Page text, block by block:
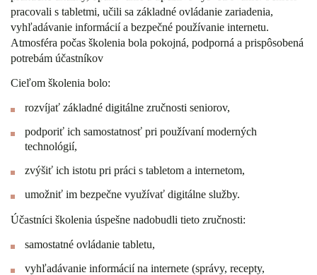
pracovali s tabletmi, učili sa základné ovládanie zariadenia,
vyhľadávanie informácií a bezpečné používanie internetu.
Atmosféra počas školenia bola pokojná, podporná a prispôsobená
potrebám účastníkov
Cieľom školenia bolo:
rozvíjať základné digitálne zručnosti seniorov,
podporiť ich samostatnosť pri používaní moderných
technológií,
zvýšiť ich istotu pri práci s tabletom a internetom,
umožniť im bezpečne využívať digitálne služby.
Účastníci školenia úspešne nadobudli tieto zručnosti:
samostatné ovládanie tabletu,
vyhľadávanie informácií na internete (správy, recepty,